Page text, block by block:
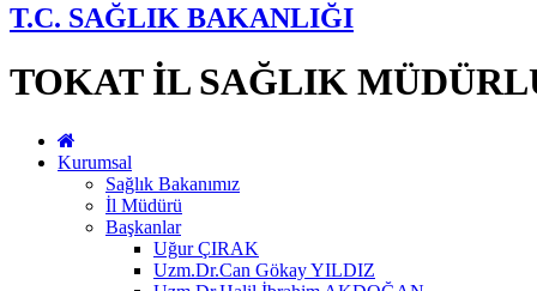
T.C. SAĞLIK BAKANLIĞI
TOKAT İL SAĞLIK
Kurumsal
Sağlık Bakanımız
İl Müdürü
Başkanlar
Uğur ÇIRAK
Uzm.Dr.Can Gökay YILDIZ